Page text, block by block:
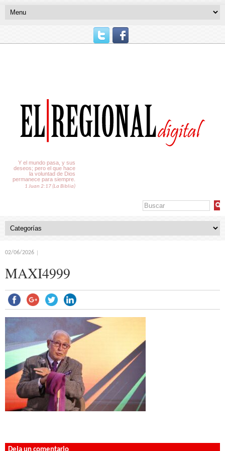
Y el mundo pasa, y sus
deseos; pero el que hace
la voluntad de Dios
permanece para siempre.
1 Juan 2:17 (La Biblia)
02/06/2026
MAXI4999